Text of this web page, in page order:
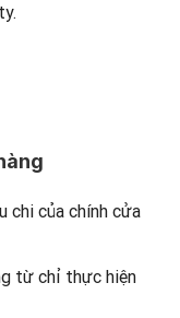
chi của chính cửa
từ chỉ thực hiện